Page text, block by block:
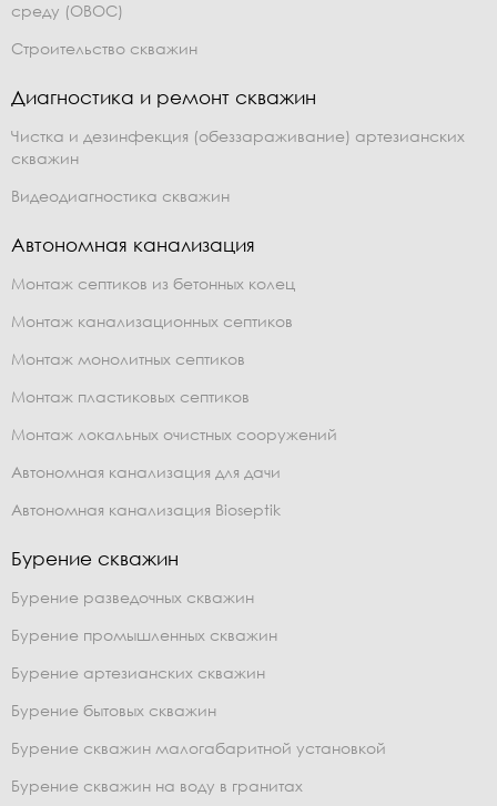
среду (ОВОС)
Строительство скважин
Диагностика и ремонт скважин
Чистка и дезинфекция (обеззараживание) артезианских
скважин
Видеодиагностика скважин
Автономная канализация
Монтаж септиков из бетонных колец
Монтаж канализационных септиков
Монтаж монолитных септиков
Монтаж пластиковых септиков
Монтаж локальных очистных сооружений
Автономная канализация для дачи
Автономная канализация Bioseptik
Бурение скважин
Бурение разведочных скважин
Бурение промышленных скважин
Бурение артезианских скважин
Бурение бытовых скважин
Бурение скважин малогабаритной установкой
Бурение скважин на воду в гранитах